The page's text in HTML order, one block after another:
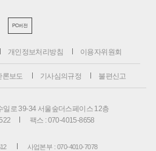
PC버전
개인정보처리방침 이용자위원회
론보도 기사심의규정 불편신고
일로 39-34 서울숲더스페이스 12층
팩스 : 070-4015-8658
사업본부 : 070-4010-7078